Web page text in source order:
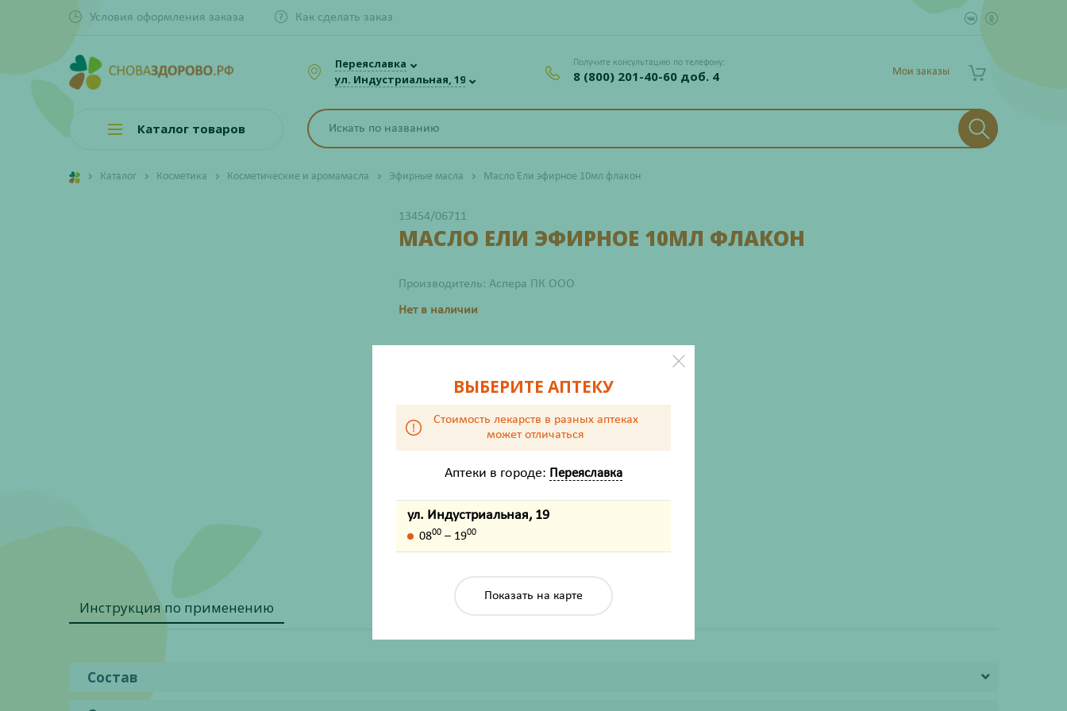
Условия оформления заказа Как сделать заказ
Переяславка
ул. Индустриальная, 19
Получите консультацию по телефону:
8 (800) 201-40-60 доб. 4 Мои заказы
Каталог товаров
Каталог Косметика Косметические и аромамасла Эфирные масла Масло Ели эфирное 10мл флакон
13454/06711
МАСЛО ЕЛИ ЭФИРНОЕ 10МЛ ФЛАКОН
Производитель: Аспера ПК ООО
Нет в наличии
ХАРАКТЕРИСТИКИ
Производитель
Жизненно важный
Нет
Инструкция по применению
Состав
ВЫБЕРИТЕ АПТЕКУ
Стоимость лекарств в разных аптеках
может отличаться
Аптеки в городе: Переяславка
ул. Индустриальная, 19
0800 – 1900
Показать на карте